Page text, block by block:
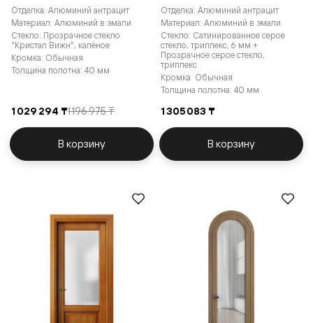
Отделка: Алюминий антрацит
Материал: Алюминий в эмали
Стекло: Прозрачное стекло
"Кристал Вижн", калёное
Кромка: Обычная
Толщина полотна: 40 мм
1 029 294 ₸1 196 975 ₸
В корзину
Отделка: Алюминий антрацит
Материал: Алюминий в эмали
Стекло: Сатинированное серое
стекло, триплекс, 6 мм +
Прозрачное серое стекло,
триплекс
Кромка: Обычная
Толщина полотна: 40 мм
1 305 083 ₸
В корзину